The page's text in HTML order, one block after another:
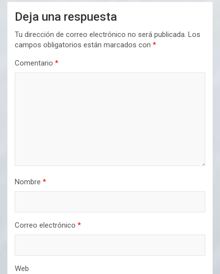
Deja una respuesta
Tu dirección de correo electrónico no será publicada. Los
campos obligatorios están marcados con *
Comentario *
Nombre *
Correo electrónico *
Web